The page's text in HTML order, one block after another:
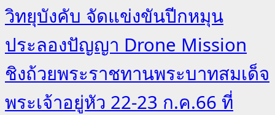
วิทยุบังคับ จัดแข่งขันปีกหมุน
ประลองปัญญา Drone Mission
ชิงถ้วยพระราชทานพระบาทสมเด็จ
พระเจ้าอยู่หัว 22-23 ก.ค.66 ที่